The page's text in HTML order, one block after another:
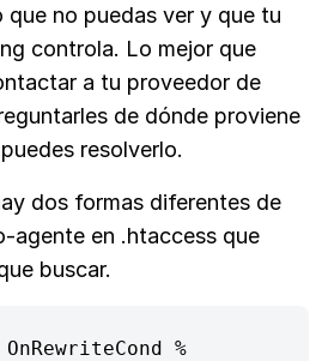
que no puedas ver y que tu
controla. Lo mejor que
a tu proveedor de
de dónde proviene
resolverlo.
dos formas diferentes de
agente en .htaccess que
buscar.
%